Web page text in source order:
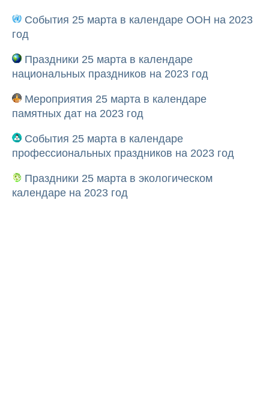
События 25 марта в календаре ООН на 2023
год
Праздники 25 марта в календаре
национальных праздников на 2023 год
Мероприятия 25 марта в календаре
памятных дат на 2023 год
События 25 марта в календаре
профессиональных праздников на 2023 год
Праздники 25 марта в экологическом
календаре на 2023 год